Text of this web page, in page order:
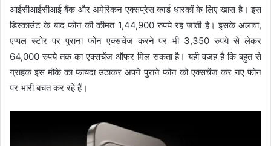
आईसीआईसीआई बैंक और अमेरिकन एक्सप्रेस कार्ड धारकों के लिए खास है। इस
डिस्काउंट के बाद फोन की कीमत 1,44,900 रुपये रह जाती है। इसके अलावा,
एप्पल स्टोर पर पुराना फोन एक्सचेंज करने पर भी 3,350 रुपये से लेकर
64,000 रुपये तक का एक्सचेंज ऑफर मिल सकता है। यही वजह है कि बहुत से
ग्राहक इस मौके का फायदा उठाकर अपने पुराने फोन को एक्सचेंज कर नए फोन
पर भारी बचत कर रहे हैं।